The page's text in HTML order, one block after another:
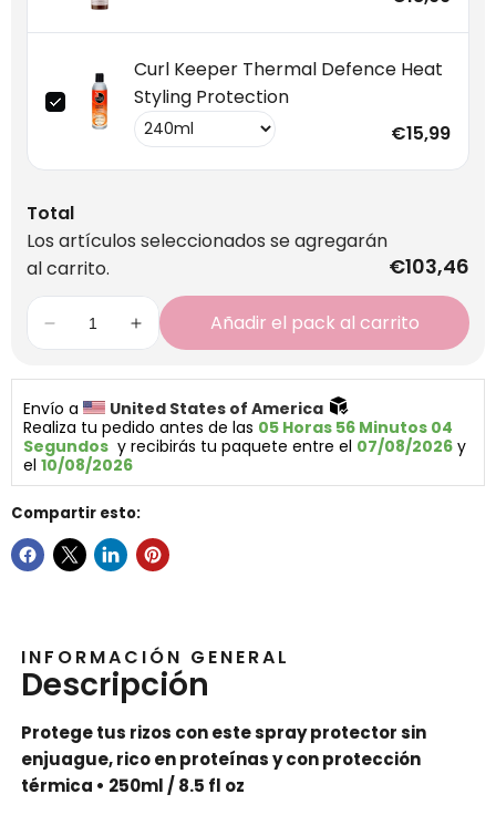
Curl Keeper Thermal Defence Heat
Styling Protection
€15,99
Total
Los artículos seleccionados se agregarán
al carrito.
€103,46
Añadir el pack al carrito
Envío a
United States of America
Realiza tu pedido antes de las 05 Horas 56 Minutos 03
Segundos
  y recibirás tu paquete entre el
07/08/2026 y
el 10/08/2026
Compartir esto:
INFORMACIÓN GENERAL
Descripción
Protege tus rizos con este spray protector sin
enjuague, rico en proteínas y con protección
térmica • 250ml / 8.5 fl oz